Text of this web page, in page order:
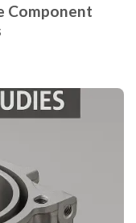
Component